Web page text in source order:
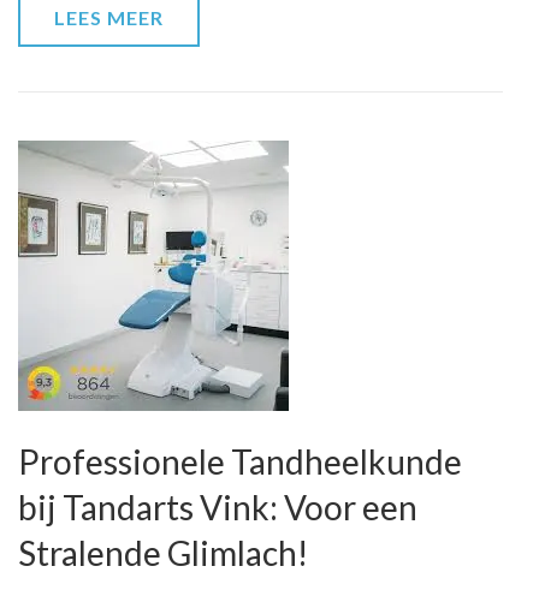
LEES MEER
Professionele Tandheelkunde
bij Tandarts Vink: Voor een
Stralende Glimlach!